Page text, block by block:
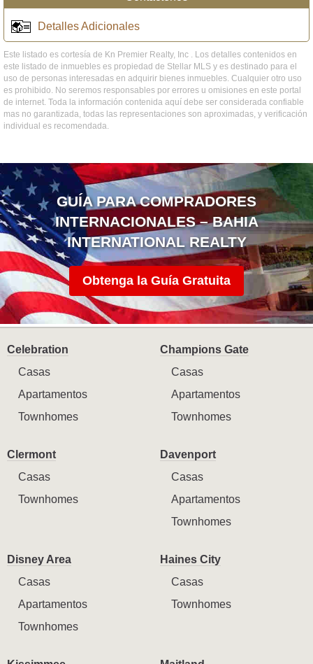
Detalles Adicionales
Este listado es cortesía de Kn Premier Realty, Inc . Los detalles contenidos en
este listado de inmuebles es propiedad de Stellar MLS y es destinado para el
uso de personas interesadas en adquirir bienes inmuebles. Cualquier otro uso
es prohibido. No seremos responsables por errores u omisiones en este portal
de internet. Toda la información contenida aquí debe ser considerada confiable
mas no garantizada, todas las representaciones son aproximadas, y verificación
individual es recomendada.
GUÍA PARA COMPRADORES
INTERNACIONALES – BAHIA
INTERNATIONAL REALTY
Obtenga la Guía Gratuita
Celebration
Casas
Apartamentos
Townhomes
Champions Gate
Casas
Apartamentos
Townhomes
Clermont
Casas
Townhomes
Davenport
Casas
Apartamentos
Townhomes
Disney Area
Casas
Apartamentos
Townhomes
Haines City
Casas
Townhomes